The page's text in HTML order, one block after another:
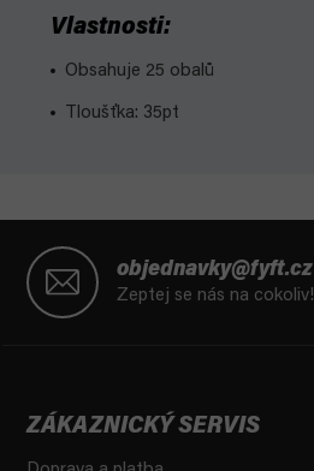
Vlastnosti:
Obsahuje 25 obalů
Tloušťka: 35pt
objednavky@fyft.cz
Zeptej se nás na cokoliv!
ZÁKAZNICKÝ SERVIS